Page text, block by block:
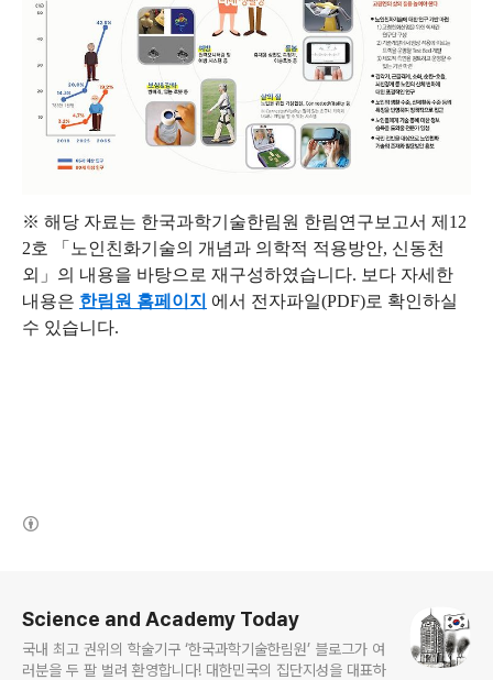
※ 해당 자료는 한국과학기술한림원 한림연구보고서 제12
2호 「노인친화기술의 개념과 의학적 적용방안, 신동천
외」의 내용을 바탕으로 재구성하였습니다. 보다 자세한
내용은 한림원 홈페이지 에서 전자파일(PDF)로 확인하실
수 있습니다.
Science and Academy Today
국내 최고 권위의 학술기구 ‘한국과학기술한림원’ 블로그가 여
러분을 두 팔 벌려 환영합니다! 대한민국의 집단지성을 대표하